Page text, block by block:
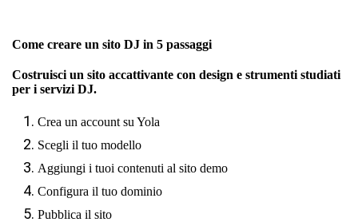
Come creare un sito DJ in 5 passaggi
Costruisci un sito accattivante con design e strumenti studiati
per i servizi DJ.
Crea un account su Yola
Scegli il tuo modello
Aggiungi i tuoi contenuti al sito demo
Configura il tuo dominio
Pubblica il sito